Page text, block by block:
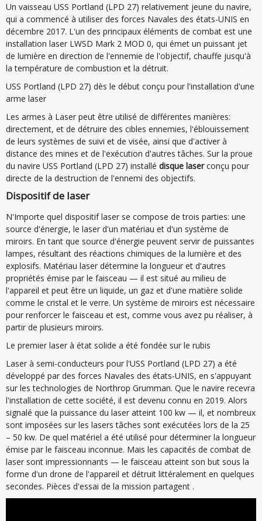
Un vaisseau USS Portland (LPD 27) relativement jeune du navire,
qui a commencé à utiliser des forces Navales des états-UNIS en
décembre 2017. L'un des principaux éléments de combat est une
installation laser LWSD Mark 2 MOD 0, qui émet un puissant jet
de lumière en direction de l'ennemie de l'objectif, chauffe jusqu'à
la température de combustion et la détruit.
USS Portland (LPD 27) dès le début conçu pour l'installation d'une
arme laser
Les armes à Laser peut être utilisé de différentes manières:
directement, et de détruire des cibles ennemies, l'éblouissement
de leurs systèmes de suivi et de visée, ainsi que d'activer à
distance des mines et de l'exécution d'autres tâches. Sur la proue
du navire USS Portland (LPD 27) installé disque laserconçu pour
directe de la destruction de l'ennemi des objectifs.
Dispositif de laser
N'Importe quel dispositif laser se compose de trois parties: une
source d'énergie, le laser d'un matériau et d'un système de
miroirs. En tant que source d'énergie peuvent servir de puissantes
lampes, résultant des réactions chimiques de la lumière et des
explosifs. Matériau laser détermine la longueur et d'autres
propriétés émise par le faisceau — il est situé au milieu de
l'appareil et peut être un liquide, un gaz et d'une matière solide
comme le cristal et le verre. Un système de miroirs est nécessaire
pour renforcer le faisceau et est, comme vous avez pu réaliser, à
partir de plusieurs miroirs.
Le premier laser à état solide a été fondée sur le rubis
Laser à semi-conducteurs pour l'USS Portland (LPD 27) a été
développé par des forces Navales des états-UNIS, en s'appuyant
sur les technologies de Northrop Grumman. Que le navire recevra
l'installation de cette société, il est devenu connu en 2019. Alors
signalé que la puissance du laser atteint 100 kw — il, et nombreux
sont imposées sur les lasers tâches sont exécutées lors de la 25
– 50 kw. De quel matériel a été utilisé pour déterminer la longueur
émise par le faisceau inconnue. Mais les capacités de combat de
laser sont impressionnants — le faisceau atteint son but sous la
forme d'un drone de l'appareil et détruit littéralement en quelques
secondes. Pièces d'essai de la mission partagent .